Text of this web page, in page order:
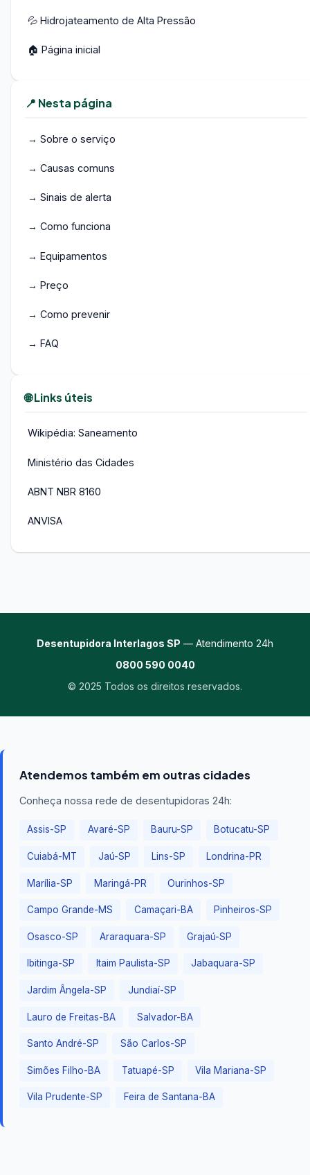
💦 Hidrojateamento de Alta Pressão
🏠 Página inicial
📍 Nesta página
→ Sobre o serviço
→ Causas comuns
→ Sinais de alerta
→ Como funciona
→ Equipamentos
→ Preço
→ Como prevenir
→ FAQ
🌐 Links úteis
Wikipédia: Saneamento
Ministério das Cidades
ABNT NBR 8160
ANVISA
Desentupidora Interlagos SP — Atendimento 24h
0800 590 0040
© 2025 Todos os direitos reservados.
Atendemos também em outras cidades
Conheça nossa rede de desentupidoras 24h:
Assis-SP Avaré-SP Bauru-SP Botucatu-SP
Cuiabá-MT Jaú-SP Lins-SP Londrina-PR
Marília-SP Maringá-PR Ourinhos-SP
Campo Grande-MS Camaçari-BA Pinheiros-SP
Osasco-SP Araraquara-SP Grajaú-SP
Ibitinga-SP Itaim Paulista-SP Jabaquara-SP
Jardim Ângela-SP Jundiaí-SP
Lauro de Freitas-BA Salvador-BA
Santo André-SP São Carlos-SP
Simões Filho-BA Tatuapé-SP Vila Mariana-SP
Vila Prudente-SP Feira de Santana-BA